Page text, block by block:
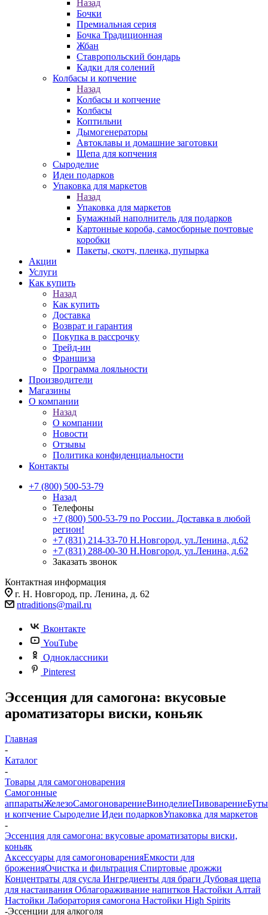
Назад
Бочки
Премиальная серия
Бочка Традиционная
Жбан
Ставропольский бондарь
Кадки для солений
Колбасы и копчение
Назад
Колбасы и копчение
Колбасы
Коптильни
Дымогенераторы
Автоклавы и домашние заготовки
Щепа для копчения
Сыроделие
Идеи подарков
Упаковка для маркетов
Назад
Упаковка для маркетов
Бумажный наполнитель для подарков
Картонные короба, самосборные почтовые
коробки
Пакеты, скотч, пленка, пупырка
Акции
Услуги
Как купить
Назад
Как купить
Доставка
Возврат и гарантия
Покупка в рассрочку
Трейд-ин
Франшиза
Программа лояльности
Производители
Магазины
О компании
Назад
О компании
Новости
Отзывы
Политика конфиденциальности
Контакты
+7 (800) 500-53-79
Назад
Телефоны
+7 (800) 500-53-79 по России. Доставка в любой
регион!
+7 (831) 214-33-70 Н.Новгород, ул.Ленина, д.62
+7 (831) 288-00-30 Н.Новгород, ул.Ленина, д.62
Заказать звонок
Контактная информация
г. Н. Новгород, пр. Ленина, д. 62
ntraditions@mail.ru
Вконтакте
YouTube
Одноклассники
Pinterest
Эссенция для самогона: вкусовые
ароматизаторы виски, коньяк
Главная
-
Каталог
-
Товары для самогоноварения
Самогонные
аппаратыЖелезоСамогоноварениеВиноделиеПивоварение
и копчение Сыроделие Идеи подарковУпаковка для маркетов
-
Эссенция для самогона: вкусовые ароматизаторы виски,
коньяк
Аксессуары для самогоноваренияЕмкости для
броженияОчистка и фильтрация Спиртовые дрожжи
Концентраты для сусла Ингредиенты для браги Дубовая щепа
для настаивания Облагораживание напитков Настойки Алтай
Настойки Лаборатория самогона Настойки High Spirits
-Эссенции для алкоголя